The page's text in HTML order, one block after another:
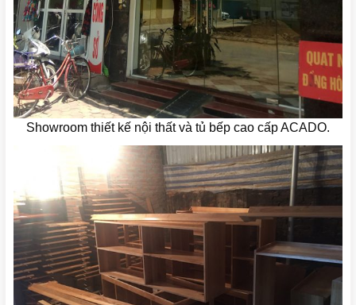
Showroom thiết kế nội thất và tủ bếp cao cấp ACADO.